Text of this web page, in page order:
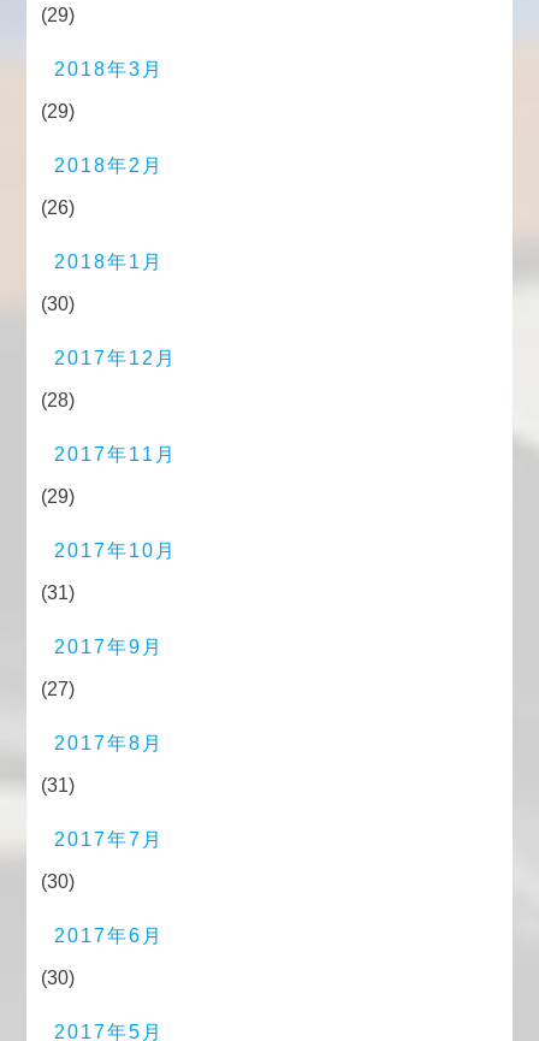
(29)
2018年3月
(29)
2018年2月
(26)
2018年1月
(30)
2017年12月
(28)
2017年11月
(29)
2017年10月
(31)
2017年9月
(27)
2017年8月
(31)
2017年7月
(30)
2017年6月
(30)
2017年5月